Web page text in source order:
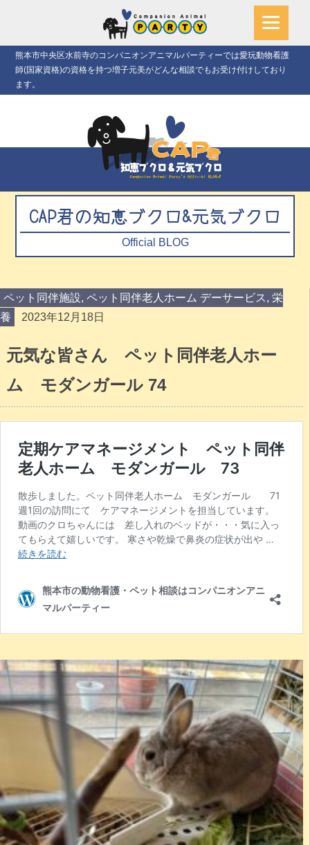
熊本市中央区水前寺のコンパニオンアニマルパーティーでは愛玩動物看護
師(国家資格)の資格を持つ増子元美がどんな相談でもお受け付けしており
ます。
CAP君の知恵ブクロ&元気ブクロ
Official BLOG
ペット同伴施設, ペット同伴老人ホーム デーサービス , 栄
養
2023年12月18日
元気な皆さん ペット同伴老人ホー
ム モダンガール 74